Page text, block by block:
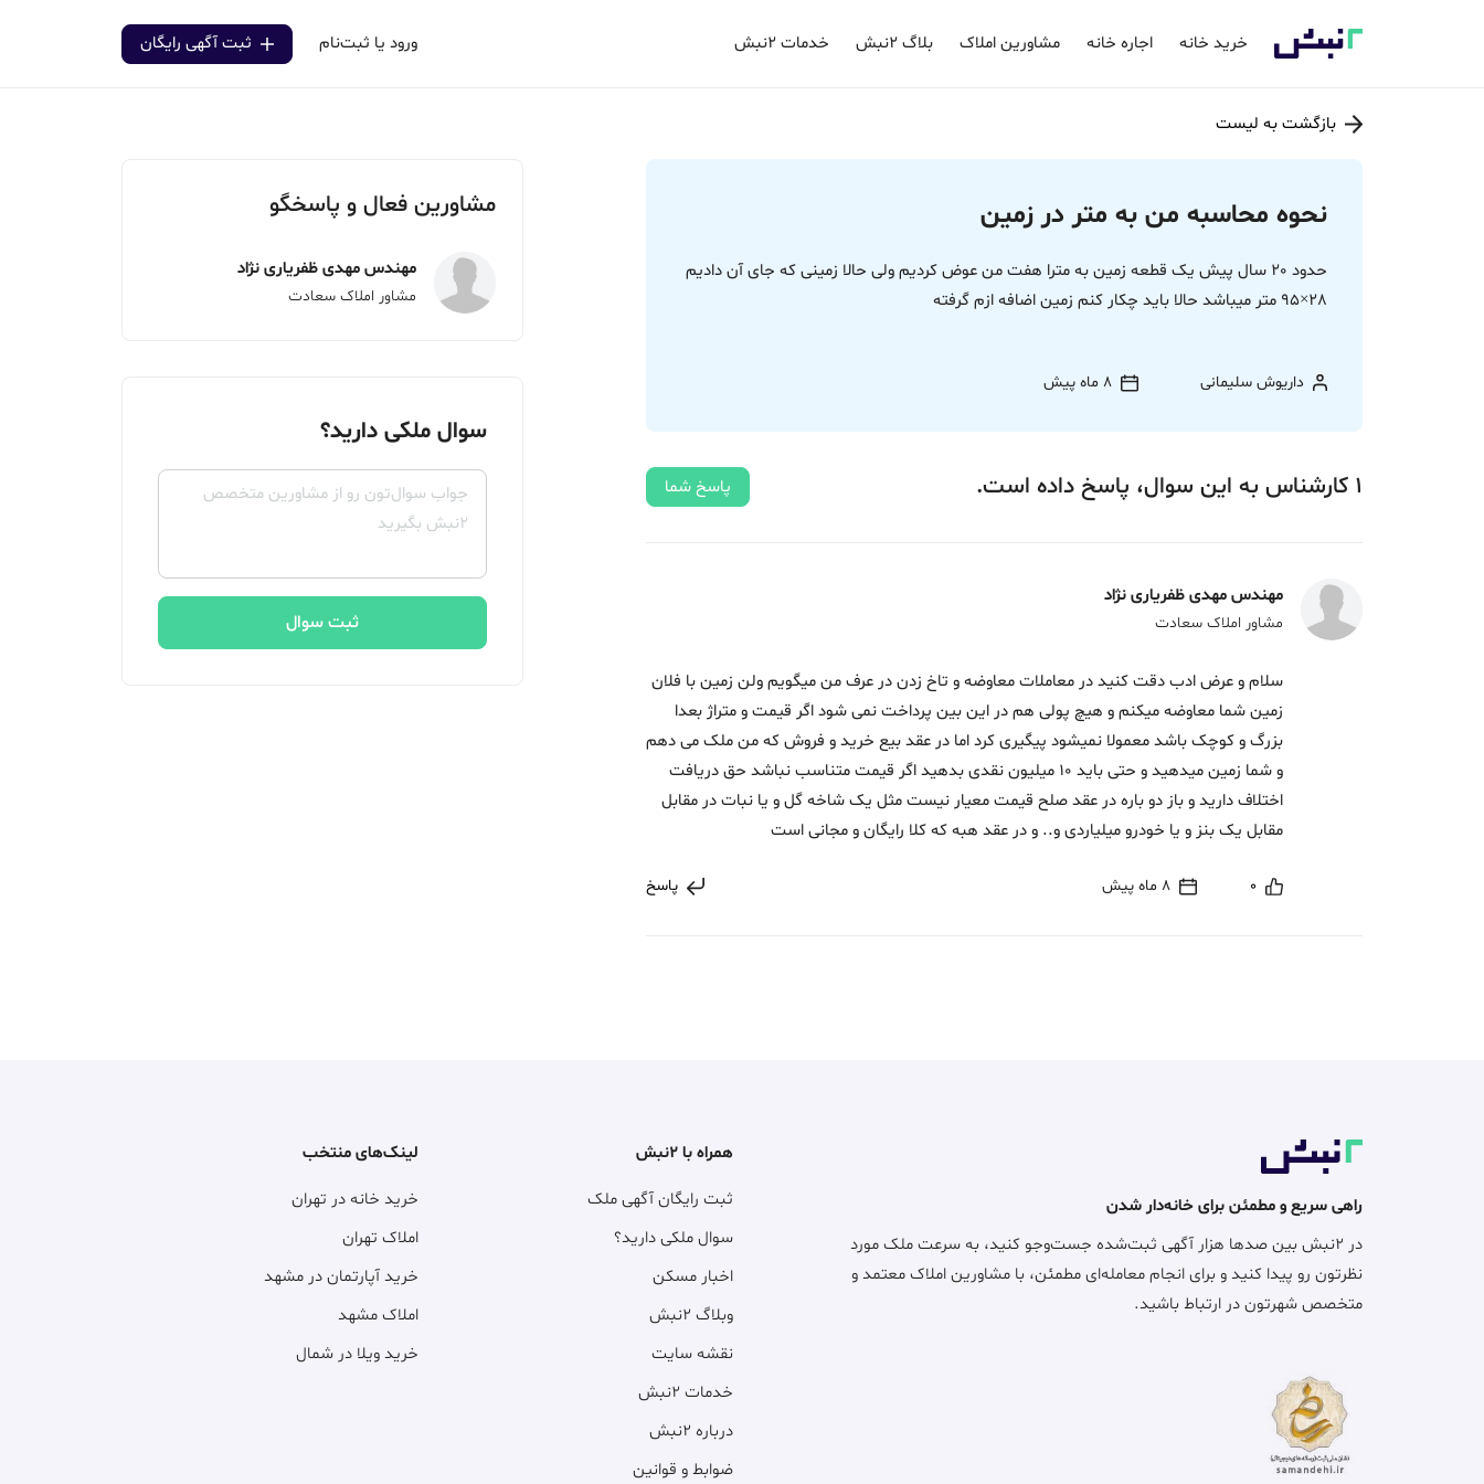
خرید خانه اجاره خانه مشاورین املاک بلاگ ۲نبش خدمات ۲نبش ورود یا ثبت‌نام ثبت آگهی رایگان
بازگشت به لیست
نحوه محاسبه من به متر در زمین
حدود 20 سال پیش یک قطعه زمین به مترا هفت من عوض کردیم ولی حالا زمینی که جای آن دادیم
28×95 متر میباشد حالا باید چکار کنم زمین اضافه ازم گرفته
داریوش سلیمانی 8 ماه پیش
1 کارشناس به این سوال، پاسخ داده‌ است. پاسخ شما
مهندس مهدی ظفریاری نژاد
مشاور املاک سعادت
سلام و عرض ادب دقت کنید در معاملات معاوضه و تاخ زدن در عرف من میگویم ولن زمین با فلان
زمین شما معاوضه میکنم و هیچ پولی هم در این بین پرداخت نمی شود اگر قیمت و متراژ بعدا
بزرگ و کوچک باشد معمولا نمیشود پیگیری کرد اما در عقد بیع خرید و فروش که من ملک می دهم
و شما زمین میدهید و حتی باید 10 میلیون نقدی بدهید اگر قیمت متناسب نباشد حق دریافت
اختلاف دارید و باز دو باره در عقد صلح قیمت معیار نیست مثل یک شاخه گل و یا نبات در مقابل
مقابل یک بنز و یا خودرو میلیاردی و.. و در عقد هبه که کلا رایگان و مجانی است
0 8 ماه پیش پاسخ
مشاورین فعال و پاسخگو
مهندس مهدی ظفریاری نژاد
مشاور املاک سعادت
سوال ملکی دارید؟
ثبت سوال
راهی سریع و مطمئن برای خانه‌دار شدن
در ۲نبش بین صدها هزار آگهی ثبت‌شده جست‌وجو کنید، به سرعت ملک مورد
نظرتون رو پیدا کنید و برای انجام معامله‌ای مطمئن، با مشاورین املاک معتمد و
متخصص شهرتون در ارتباط باشید.
همراه با ۲نبش
ثبت رایگان آگهی ملک
سوال ملکی دارید؟
اخبار مسکن
وبلاگ ۲نبش
نقشه سایت
خدمات ۲نبش
درباره ۲نبش
ضوابط و قوانین
لینک‌های منتخب
خرید خانه در تهران
املاک تهران
خرید آپارتمان در مشهد
املاک مشهد
خرید ویلا در شمال